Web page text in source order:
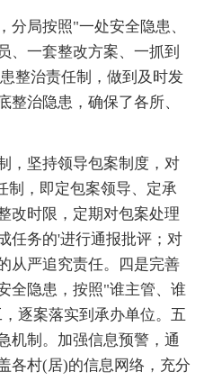
分局按照"一处安全隐患、
、一套整改方案、一抓到
整治责任制，做到及时发
整治隐患，确保了各所、
，坚持领导包案制度，对
制，即定包案领导、定承
改时限，定期对包案处理
任务的'进行通报批评；对
从严追究责任。四是完善
全隐患，按照"谁主管、谁
逐案落实到承办单位。五
机制。加强信息预警，通
各村(居)的信息网络，充分